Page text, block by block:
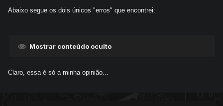
Abaixo segue os dois únicos "erros" que encontrei:
Mostrar conteúdo oculto
Claro, essa é só a minha opinião...